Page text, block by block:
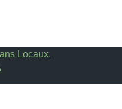
Locaux.